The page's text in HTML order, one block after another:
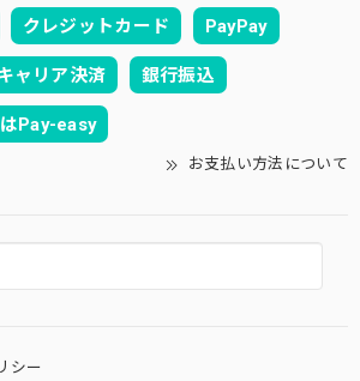
クレジットカード PayPay
ャリア決済 銀行振込
Pay-easy
お支払い方法について
シー